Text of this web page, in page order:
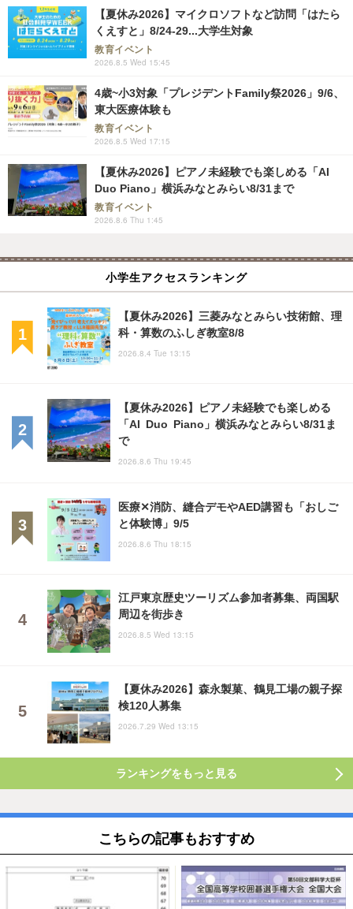
【夏休み2026】マイクロソフトなど訪問「はたら
くえすと」8/24-29...大学生対象
教育イベント
2026.8.5 Wed 15:45
4歳~小3対象「プレジデントFamily祭2026」9/6、
東大医療体験も
教育イベント
2026.8.5 Wed 17:15
【夏休み2026】ピアノ未経験でも楽しめる「AI
Duo Piano」横浜みなとみらい8/31まで
教育イベント
2026.8.6 Thu 1:45
小学生アクセスランキング
【夏休み2026】三菱みなとみらい技術館、理
科・算数のふしぎ教室8/8
2026.8.4 Tue 13:15
【夏休み2026】ピアノ未経験でも楽しめる
「AI Duo Piano」横浜みなとみらい8/31ま
で
2026.8.6 Thu 19:45
医療✕消防、縫合デモやAED講習も「おしご
と体験博」9/5
2026.8.6 Thu 18:15
江戸東京歴史ツーリズム参加者募集、両国駅
周辺を街歩き
2026.8.5 Wed 13:15
【夏休み2026】森永製菓、鶴見工場の親子探
検120人募集
2026.7.29 Wed 13:15
ランキングをもっと見る
こちらの記事もおすすめ